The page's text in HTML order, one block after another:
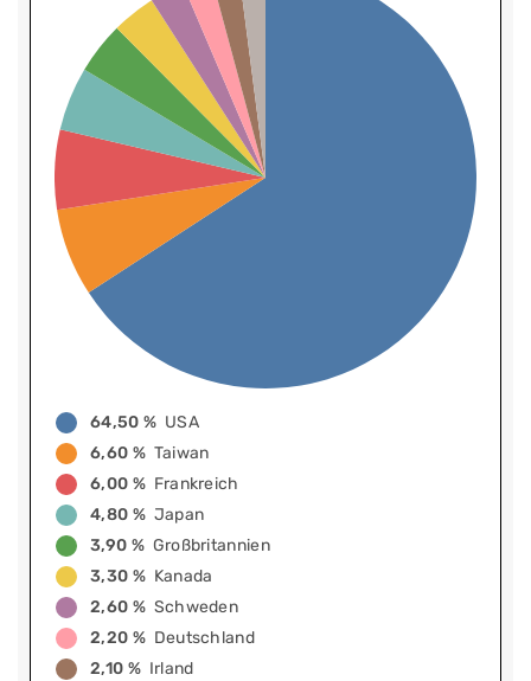
64,50 % USA
6,60 % Taiwan
6,00 % Frankreich
4,80 % Japan
3,90 % Großbritannien
3,30 % Kanada
2,60 % Schweden
2,20 % Deutschland
2,10 % Irland